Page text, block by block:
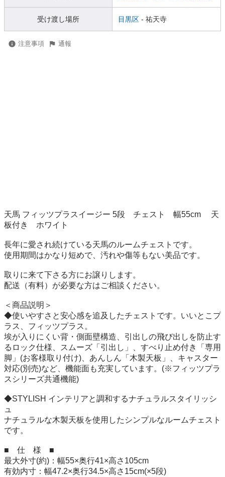
受け渡し場所 目黒区 - 祐天寺
注意事項 通報
天馬 フィッツプラスイージー 5段　チェスト　幅55cm 　天
板付き　ホワイト
長年に愛され続けている天馬のルームチェストです。
使用期間はかなり短めで、汚れや傷等もない美品です。
取りに来て下さる方にお譲りします。
配送（有料）が必要な方はご相談ください。
＜商品説明＞
◆使いやすさと安心感を追及したチェストです。いいとこプ
ラス、フィッツプラス。
埃が入りにくい背・側面壁構造、引出しの飛び出しを防止す
るロック仕様、スムーズ「引出し」、すべり止め付き「専用
脚」(お客様取り付け)、あんしん「木製天板」、キャスター
対応(別売)など、機能面も充実しています。(※フィッツプラ
スシリーズ共通機能)
◆STYLISH インテリアと調和するナチュラルスタイリッシ
ュ
ナチュラルな木製天板を使用したシンプルなルームチェスト
です。
■　仕　様　■
最大外寸(約)：幅55×奥行41×高さ105cm
有効内寸：幅47.2×奥行34.5×高さ15cm(×5段)